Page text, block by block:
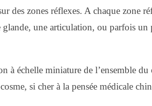
des zones réflexes. A chaque zone
glande, une articulation, ou parfois
à échelle miniature de l’ensemble
si cher à la pensée médicale